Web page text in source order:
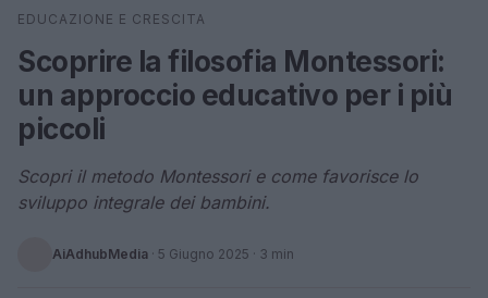
Cerca
EDUCAZIONE E CRESCITA
Scoprire la filosofia Montessori:
un approccio educativo per i più
piccoli
Scopri il metodo Montessori e come favorisce lo
sviluppo integrale dei bambini.
AiAdhubMedia · 5 Giugno 2025 · 3 min